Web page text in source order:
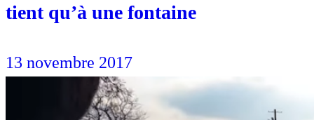
tient qu’à une fontaine
13 novembre 2017